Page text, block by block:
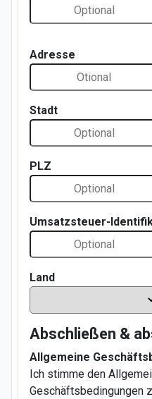
Adresse
Stadt
PLZ
Umsatzsteuer-
Land
Abschließen &
Allgemeine
Ich stimme den
Geschäftsbedingungen